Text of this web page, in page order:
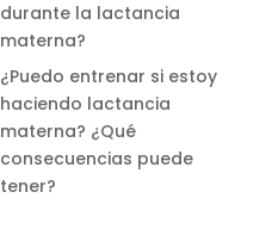
durante la lactancia
materna?
¿Puedo entrenar si estoy
haciendo lactancia
materna? ¿Qué
consecuencias puede
tener?